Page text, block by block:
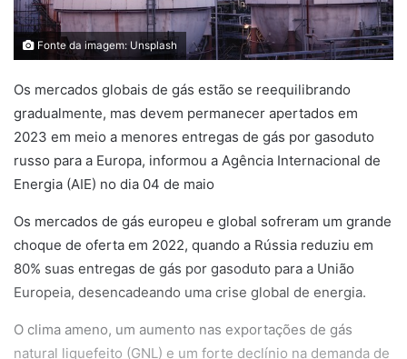
Fonte da imagem: Unsplash
Os mercados globais de gás estão se reequilibrando
gradualmente, mas devem permanecer apertados em
2023 em meio a menores entregas de gás por gasoduto
russo para a Europa, informou a Agência Internacional de
Energia (AIE) no dia 04 de maio
Os mercados de gás europeu e global sofreram um grande
choque de oferta em 2022, quando a Rússia reduziu em
80% suas entregas de gás por gasoduto para a União
Europeia, desencadeando uma crise global de energia.
O clima ameno, um aumento nas exportações de gás
natural liquefeito (GNL) e um forte declínio na demanda de